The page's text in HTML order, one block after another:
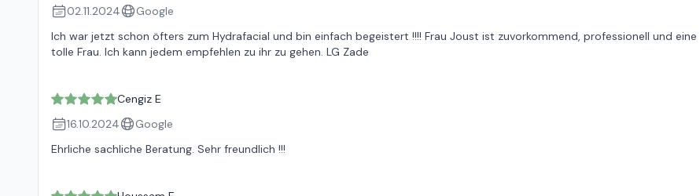
02.11.2024
Google
Ich war jetzt schon öfters zum Hydrafacial und bin einfach begeistert !!!! Frau Joust ist zuvorkommend, professionell und eine
tolle Frau. Ich kann jedem empfehlen zu ihr zu gehen. LG Zade
Cengiz E
16.10.2024
Google
Ehrliche sachliche Beratung. Sehr freundlich !!!